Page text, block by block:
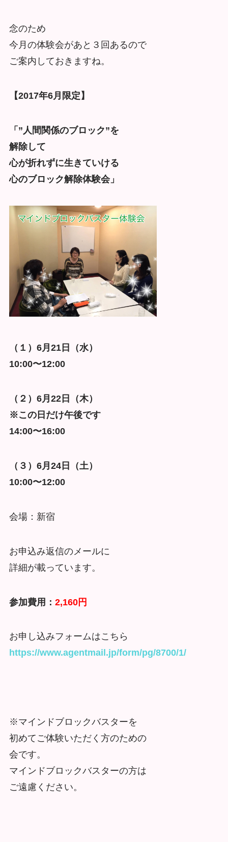
念のため
今月の体験会があと３回あるので
ご案内しておきますね。
【2017年6月限定】
「”人間関係のブロック”を
解除して
心が折れずに生きていける
心のブロック解除体験会」
（１）6月21日（水）
10:00〜12:00
（２）6月22日（木）
※この日だけ午後です
14:00〜16:00
（３）6月24日（土）
10:00〜12:00
会場：新宿
お申込み返信のメールに
詳細が載っています。
参加費用： 2,160円
お申し込みフォームはこちら
https://www.agentmail.jp/form/pg/8700/1/
※マインドブロックバスターを
初めてご体験いただく方のための
会です。
マインドブロックバスターの方は
ご遠慮ください。